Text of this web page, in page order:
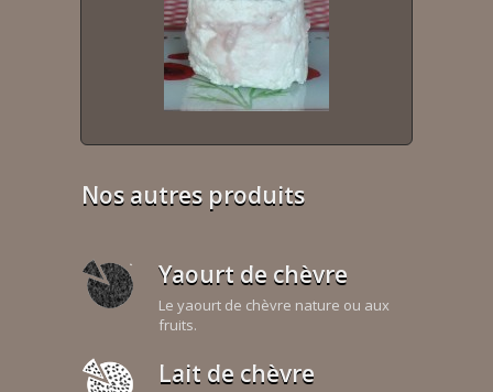
Nos autres produits
Yaourt de chèvre
Le yaourt de chèvre nature ou aux
fruits.
Lait de chèvre